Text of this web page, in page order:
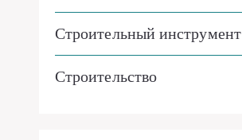
Строительный инструмент
Строительство